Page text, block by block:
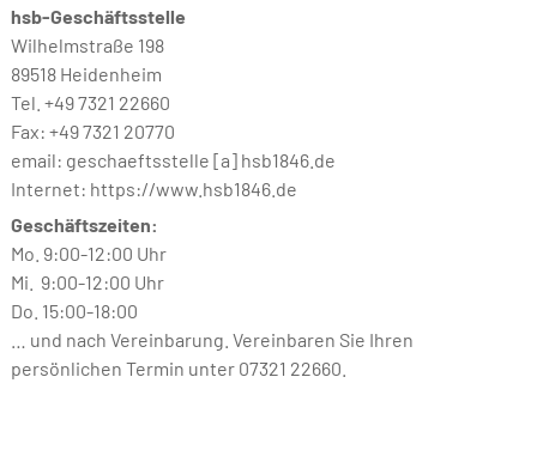
hsb-Geschäftsstelle
Wilhelmstraße 198
89518 Heidenheim
Tel. +49 7321 22660
Fax: +49 7321 20770
email: geschaeftsstelle [a] hsb1846.de
Internet: https://www.hsb1846.de
Geschäftszeiten:
Mo. 9:00-12:00 Uhr
Mi. 9:00-12:00 Uhr
Do. 15:00-18:00
… und nach Vereinbarung. Vereinbaren Sie Ihren
persönlichen Termin unter 07321 22660.